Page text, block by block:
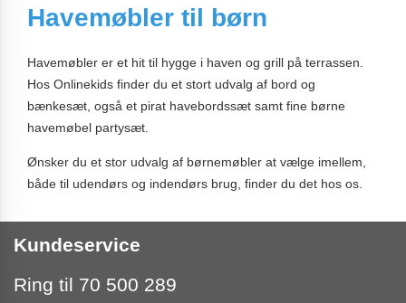
Havemøbler til børn
Havemøbler er et hit til hygge i haven og grill på terrassen.
Hos Onlinekids finder du et stort udvalg af bord og
bænkesæt, også et pirat havebordssæt samt fine børne
havemøbel partysæt.
Ønsker du et stor udvalg af børnemøbler at vælge imellem,
både til udendørs og indendørs brug, finder du det hos os.
Kundeservice
Ring til 70 500 289